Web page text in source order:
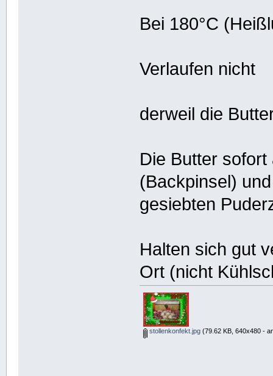
Bei 180°C
Verlaufen nicht
derweil die
Die Butter
(Backpinsel)
gesiebten
Halten sich gut
Ort (nicht
stollenkonfekt.jpg(79.62 KB, 640x480 -